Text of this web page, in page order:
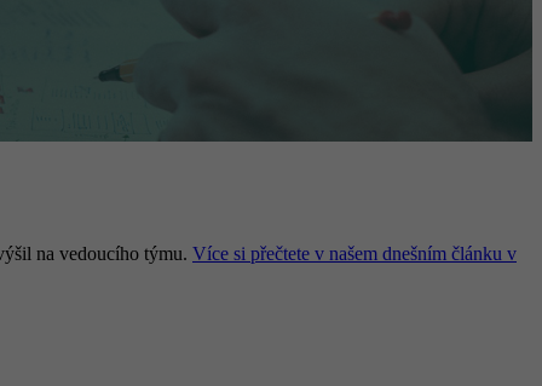
na vedoucího týmu. Více si přečtete v našem dnešním článku v